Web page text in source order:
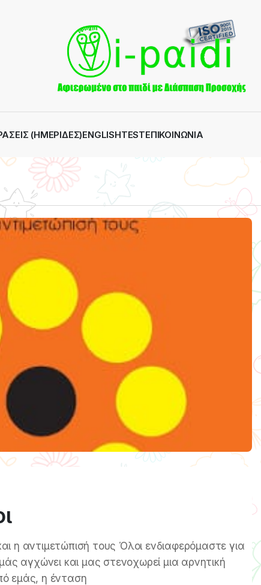
(ΗΜΕΡΊΔΕΣ)ENGLISHTESTΕΠΙΚΟΙΝΩΝΊΑ
η αντιμετώπισή τους Όλοι ενδιαφερόμαστε για
αγχώνει και μας στενοχωρεί μια αρνητική
εμάς, η ένταση